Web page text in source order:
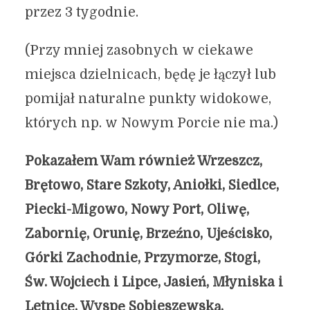
przez 3 tygodnie.
(Przy mniej zasobnych w ciekawe
miejsca dzielnicach, będę je łączył lub
pomijał naturalne punkty widokowe,
których np. w Nowym Porcie nie ma.)
Pokazałem Wam również Wrzeszcz,
Brętowo, Stare Szkoty, Aniołki, Siedlce,
Piecki-Migowo, Nowy Port, Oliwę,
Zabornię, Orunię, Brzeźno, Ujeścisko,
Górki Zachodnie, Przymorze, Stogi,
Św. Wojciech i Lipce, Jasień, Młyniska i
Letnicę, Wyspę Sobieszewską,